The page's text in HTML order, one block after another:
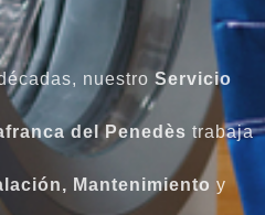
nuestro Servicio
del Penedès trabaja
Mantenimiento y